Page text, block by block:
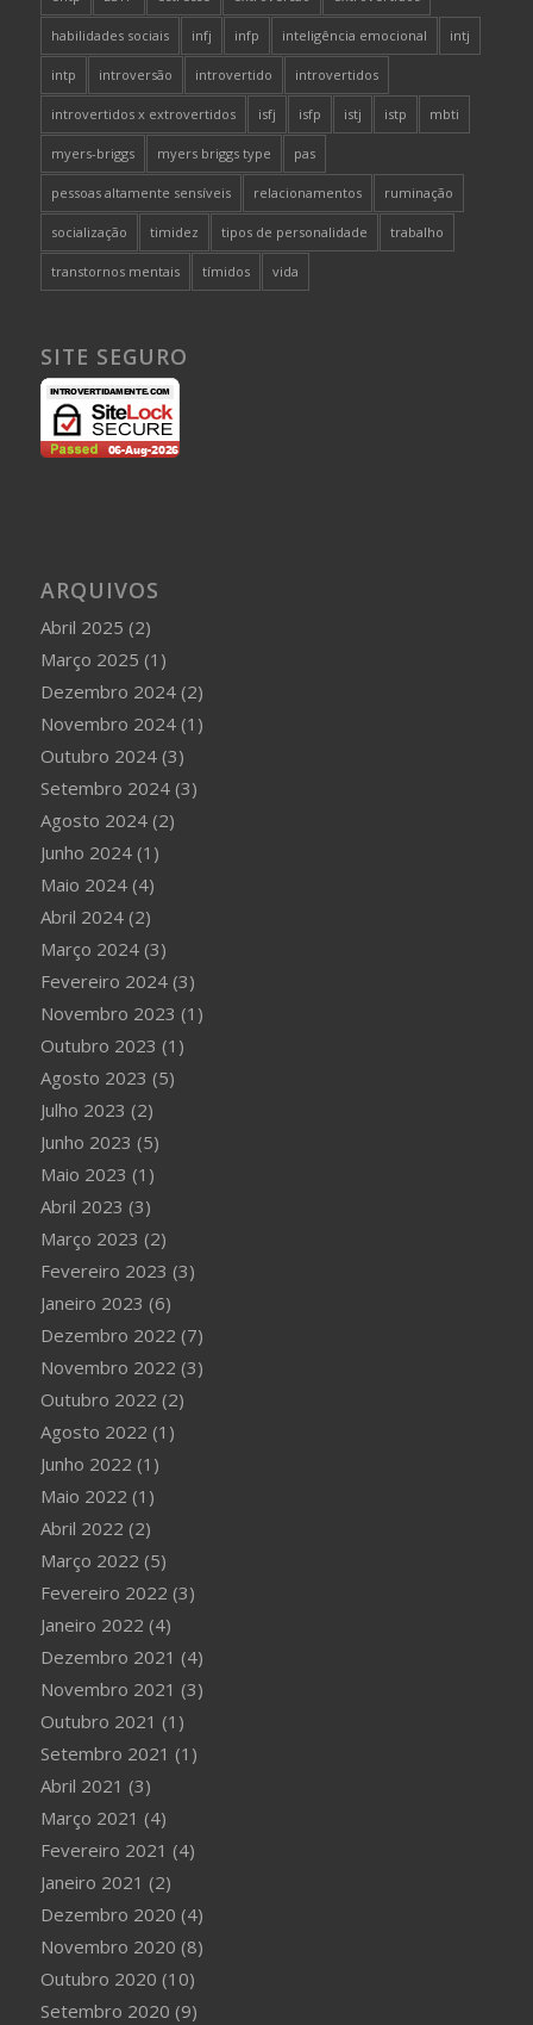
habilidades sociais infj infp inteligência emocional intj
intp introversão introvertido introvertidos
introvertidos x extrovertidos isfj isfp istj istp mbti
myers-briggs myers briggs type pas
pessoas altamente sensíveis relacionamentos ruminação
socialização timidez tipos de personalidade trabalho
transtornos mentais tímidos vida
SITE SEGURO
ARQUIVOS
Abril 2025 (2)
Março 2025 (1)
Dezembro 2024(2)
Novembro 2024(1)
Outubro 2024(3)
Setembro 2024(3)
Agosto 2024(2)
Junho 2024(1)
Maio 2024(4)
Abril 2024(2)
Março 2024(3)
Fevereiro 2024(3)
Novembro 2023 (1)
Outubro 2023 (1)
Agosto 2023 (5)
Julho 2023 (2)
Junho 2023 (5)
Maio 2023 (1)
Abril 2023 (3)
Março 2023 (2)
Fevereiro 2023 (3)
Janeiro 2023 (6)
Dezembro 2022 (7)
Novembro 2022 (3)
Outubro 2022 (2)
Agosto 2022 (1)
Junho 2022 (1)
Maio 2022 (1)
Abril 2022 (2)
Março 2022 (5)
Fevereiro 2022 (3)
Janeiro 2022 (4)
Dezembro 2021 (4)
Novembro 2021 (3)
Outubro 2021 (1)
Setembro 2021 (1)
Abril 2021 (3)
Março 2021 (4)
Fevereiro 2021 (4)
Janeiro 2021 (2)
Dezembro 2020 (4)
Novembro 2020 (8)
Outubro 2020 (10)
Setembro 2020 (9)